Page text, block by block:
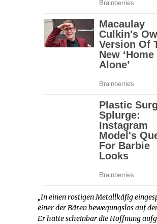
„In einen rostigen Metallkäfig
einer der Bären bewegungslos auf
Er hatte scheinbar die Hoffnung